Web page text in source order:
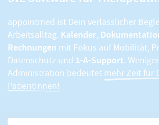
appointmed ist Dein verlässlicher
Arbeitsalltag. Kalender,
Rechnungen mit Fokus auf Mobilität,
Datenschutz und 1-A-Support.
Administration bedeutet mehr Zeit für
PatientInnen!